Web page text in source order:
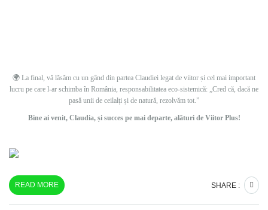
🌍 La final, vă lăsăm cu un gând din partea Claudiei legat de viitor și cel mai important
lucru pe care l-ar schimba în România, responsabilitatea eco-sistemică: „Cred că, dacă ne
pasă unii de ceilalți și de natură, rezolvăm tot.”
Bine ai venit, Claudia, și succes pe mai departe, alături de Viitor Plus!
READ MORE SHARE :